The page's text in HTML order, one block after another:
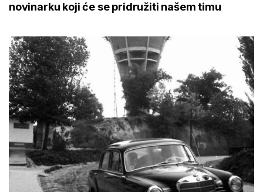
novinarku koji će se pridružiti našem timu